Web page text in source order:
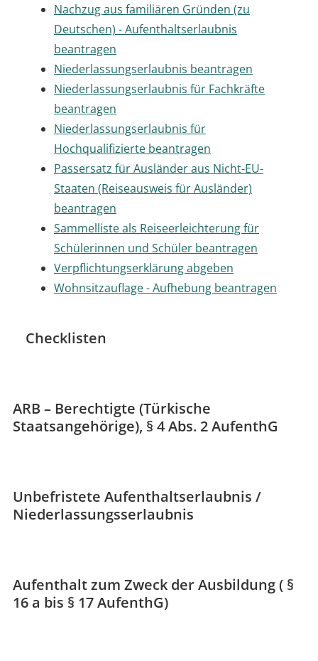
Nachzug aus familiären Gründen (zu
Deutschen) - Aufenthaltserlaubnis
beantragen
Niederlassungserlaubnis beantragen
Niederlassungserlaubnis für Fachkräfte
beantragen
Niederlassungserlaubnis für
Hochqualifizierte beantragen
Passersatz für Ausländer aus Nicht-EU-
Staaten (Reiseausweis für Ausländer)
beantragen
Sammelliste als Reiseerleichterung für
Schülerinnen und Schüler beantragen
Verpflichtungserklärung abgeben
Wohnsitzauflage - Aufhebung beantragen
Checklisten
ARB – Berechtigte (Türkische
Staatsangehörige), § 4 Abs. 2 AufenthG
Unbefristete Aufenthaltserlaubnis /
Niederlassungsserlaubnis
Aufenthalt zum Zweck der Ausbildung ( §
16 a bis § 17 AufenthG)